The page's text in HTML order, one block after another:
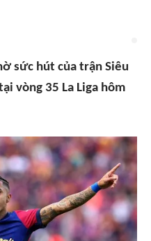
sức hút của trận Siêu
vòng 35 La Liga hôm